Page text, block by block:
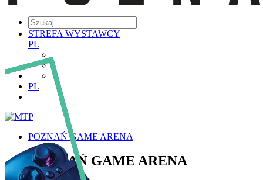
STREFA WYSTAWCY
PL
PL
POZNAŃ GAME ARENA
POZNAŃ GAME ARENA